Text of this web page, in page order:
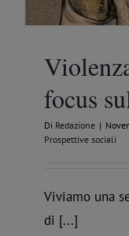
focus
Di Redazione |
Prospettive sociali
Viviamo una
di [...]